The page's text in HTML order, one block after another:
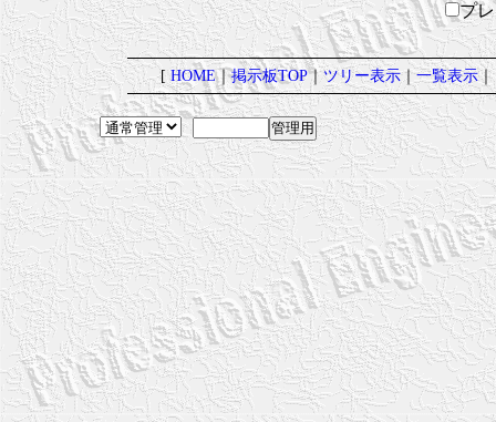
プ
[HOME｜掲示板TOP｜ツリー表示｜一覧表示｜